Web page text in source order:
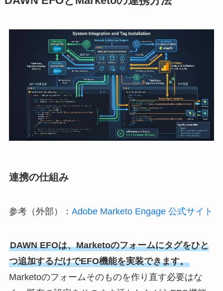
連携の仕組み
参考（外部）： Adobe Marketo Engage 公式サイト
DAWN EFOは、Marketoのフォームにタグをひと
つ追加するだけでEFO機能を実装できます。
Marketoのフォームそのものを作り直す必要はな